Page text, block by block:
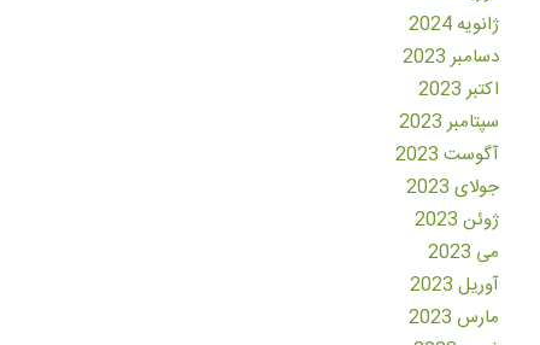
ژانویه 2024
دسامبر 2023
اکتبر 2023
سپتامبر 2023
آگوست 2023
جولای 2023
ژوئن 2023
می 2023
آوریل 2023
مارس 2023